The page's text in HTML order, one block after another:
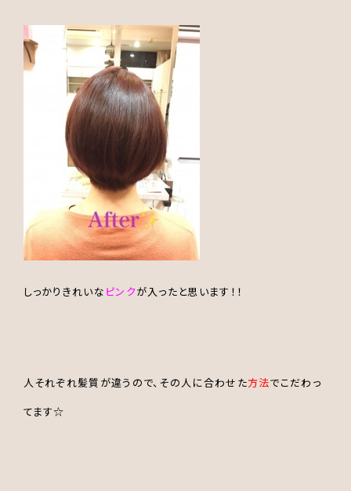
しっかりきれいな ピンクが入ったと思います！！
人それぞれ髪質が違うので、その人に合わせた方法でこだわっ
てます☆